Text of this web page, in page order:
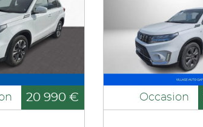
20 990 € Occasion